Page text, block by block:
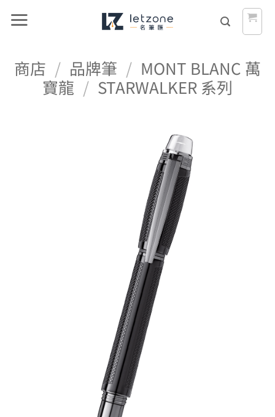
商店 / 品牌筆 / MONT BLANC 萬
寶龍 / STARWALKER 系列